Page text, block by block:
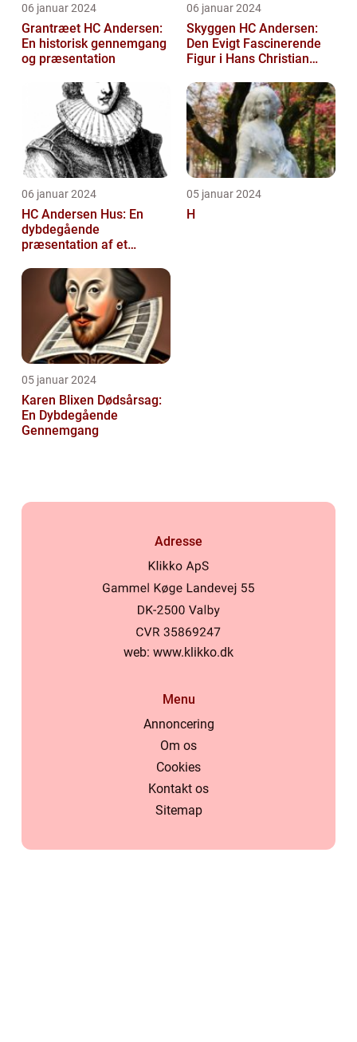
06 januar 2024
Grantræet HC Andersen:
En historisk gennemgang
og præsentation
06 januar 2024
Skyggen HC Andersen:
Den Evigt Fascinerende
Figur i Hans Christian
06 januar 2024
HC Andersen Hus: En
dybdegående
præsentation af et
05 januar 2024
H
05 januar 2024
Karen Blixen Dødsårsag:
En Dybdegående
Gennemgang
Adresse
web: www.klikko.dk
Menu
Annoncering
Om os
Cookies
Kontakt os
Sitemap